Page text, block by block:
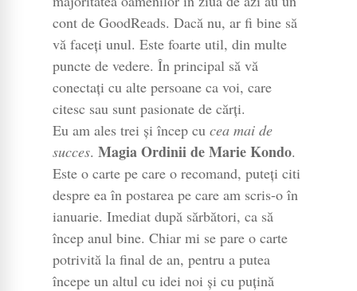
cont de GoodReads. Dacă nu, ar fi bine să
vă faceți unul. Este foarte util, din multe
puncte de vedere. În principal să vă
conectați cu alte persoane ca voi, care
citesc sau sunt pasionate de cărți.
Eu am ales trei și încep cu cea mai de
succes. Magia Ordinii de Marie Kondo.
Este o carte pe care o recomand, puteți citi
despre ea în postarea pe care am scris-o în
ianuarie. Imediat după sărbători, ca să
încep anul bine. Chiar mi se pare o carte
potrivită la final de an, pentru a putea
începe un altul cu idei noi și cu puțină